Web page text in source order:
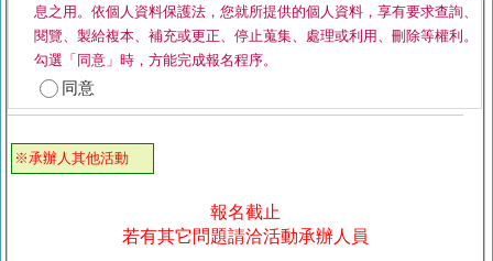
息之用。依個人資料保護法，您就所提供的個人資料，享有要求查詢、
閱覽、製給複本、補充或更正、停止蒐集、處理或利用、刪除等權利。
勾選「同意」時，方能完成報名程序。
同意
※承辦人其他活動
報名截止
若有其它問題請洽活動承辦人員